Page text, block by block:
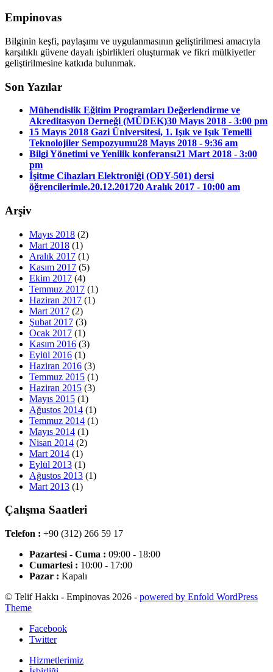
Empinovas
Bilginin keşfi, paylaşımı ve uygulanmasının geliştirilmesi amacıyla
karşılıklı güvene dayalı işbirlikleri oluşturmak ve fikri mülkiyetler
geliştirilmesine katkıda bulunmak.
Son Yazılar
Mühendislik Eğitim Programları Değerlendirme ve
Akreditasyon Derneği (MÜDEK)30 Mayıs 2018 - 3:00 pm
15 Mayıs 2018 Gazi Üniversitesi, 1. Işık ve Işık Temelli
Teknolojiler Sempozyumu28 Mayıs 2018 - 9:36 am
Bilgi Yönetimi ve Yenilik konferansı21 Mart 2018 - 3:00
pm
İşitme Cihazları Elektroniği (ODY-501) dersi
öğrencilerimle.20.12.201720 Aralık 2017 - 10:00 am
Arşiv
Mayıs 2018 (2)
Mart 2018 (1)
Aralık 2017 (1)
Kasım 2017 (5)
Ekim 2017 (4)
Temmuz 2017 (1)
Haziran 2017 (1)
Mart 2017 (2)
Şubat 2017 (3)
Ocak 2017 (1)
Kasım 2016 (3)
Eylül 2016 (1)
Haziran 2016 (3)
Temmuz 2015 (1)
Haziran 2015 (3)
Mayıs 2015 (1)
Ağustos 2014 (1)
Temmuz 2014 (1)
Mayıs 2014 (1)
Nisan 2014 (2)
Mart 2014 (1)
Eylül 2013 (1)
Ağustos 2013 (1)
Mart 2013 (1)
Çalışma Saatleri
Telefon : +90 (312) 266 59 17
Pazartesi - Cuma : 09:00 - 18:00
Cumartesi : 10:00 - 17:00
Pazar : Kapalı
© Telif Hakkı - Empinovas 2026 - powered by Enfold WordPress
Theme
Facebook
Twitter
Hizmetlerimiz